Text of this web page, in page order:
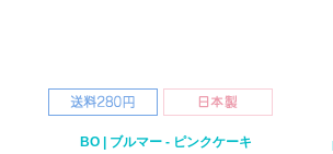
BO | ブルマー - ピンクケーキ